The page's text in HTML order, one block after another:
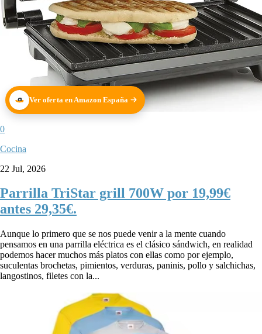
Ver oferta en Amazon España
0
Cocina
22 Jul, 2026
Parrilla TriStar grill 700W por 19,99€
antes 29,35€.
Aunque lo primero que se nos puede venir a la mente cuando
pensamos en una parrilla eléctrica es el clásico sándwich, en realidad
podemos hacer muchos más platos con ellas como por ejemplo,
suculentas brochetas, pimientos, verduras, paninis, pollo y salchichas,
langostinos, filetes con la...